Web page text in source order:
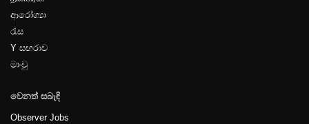
ආරෝග්‍යා
රැස
Y සඟරාව
මාංචු
වෙනත් සබැඳි
Observer Jobs